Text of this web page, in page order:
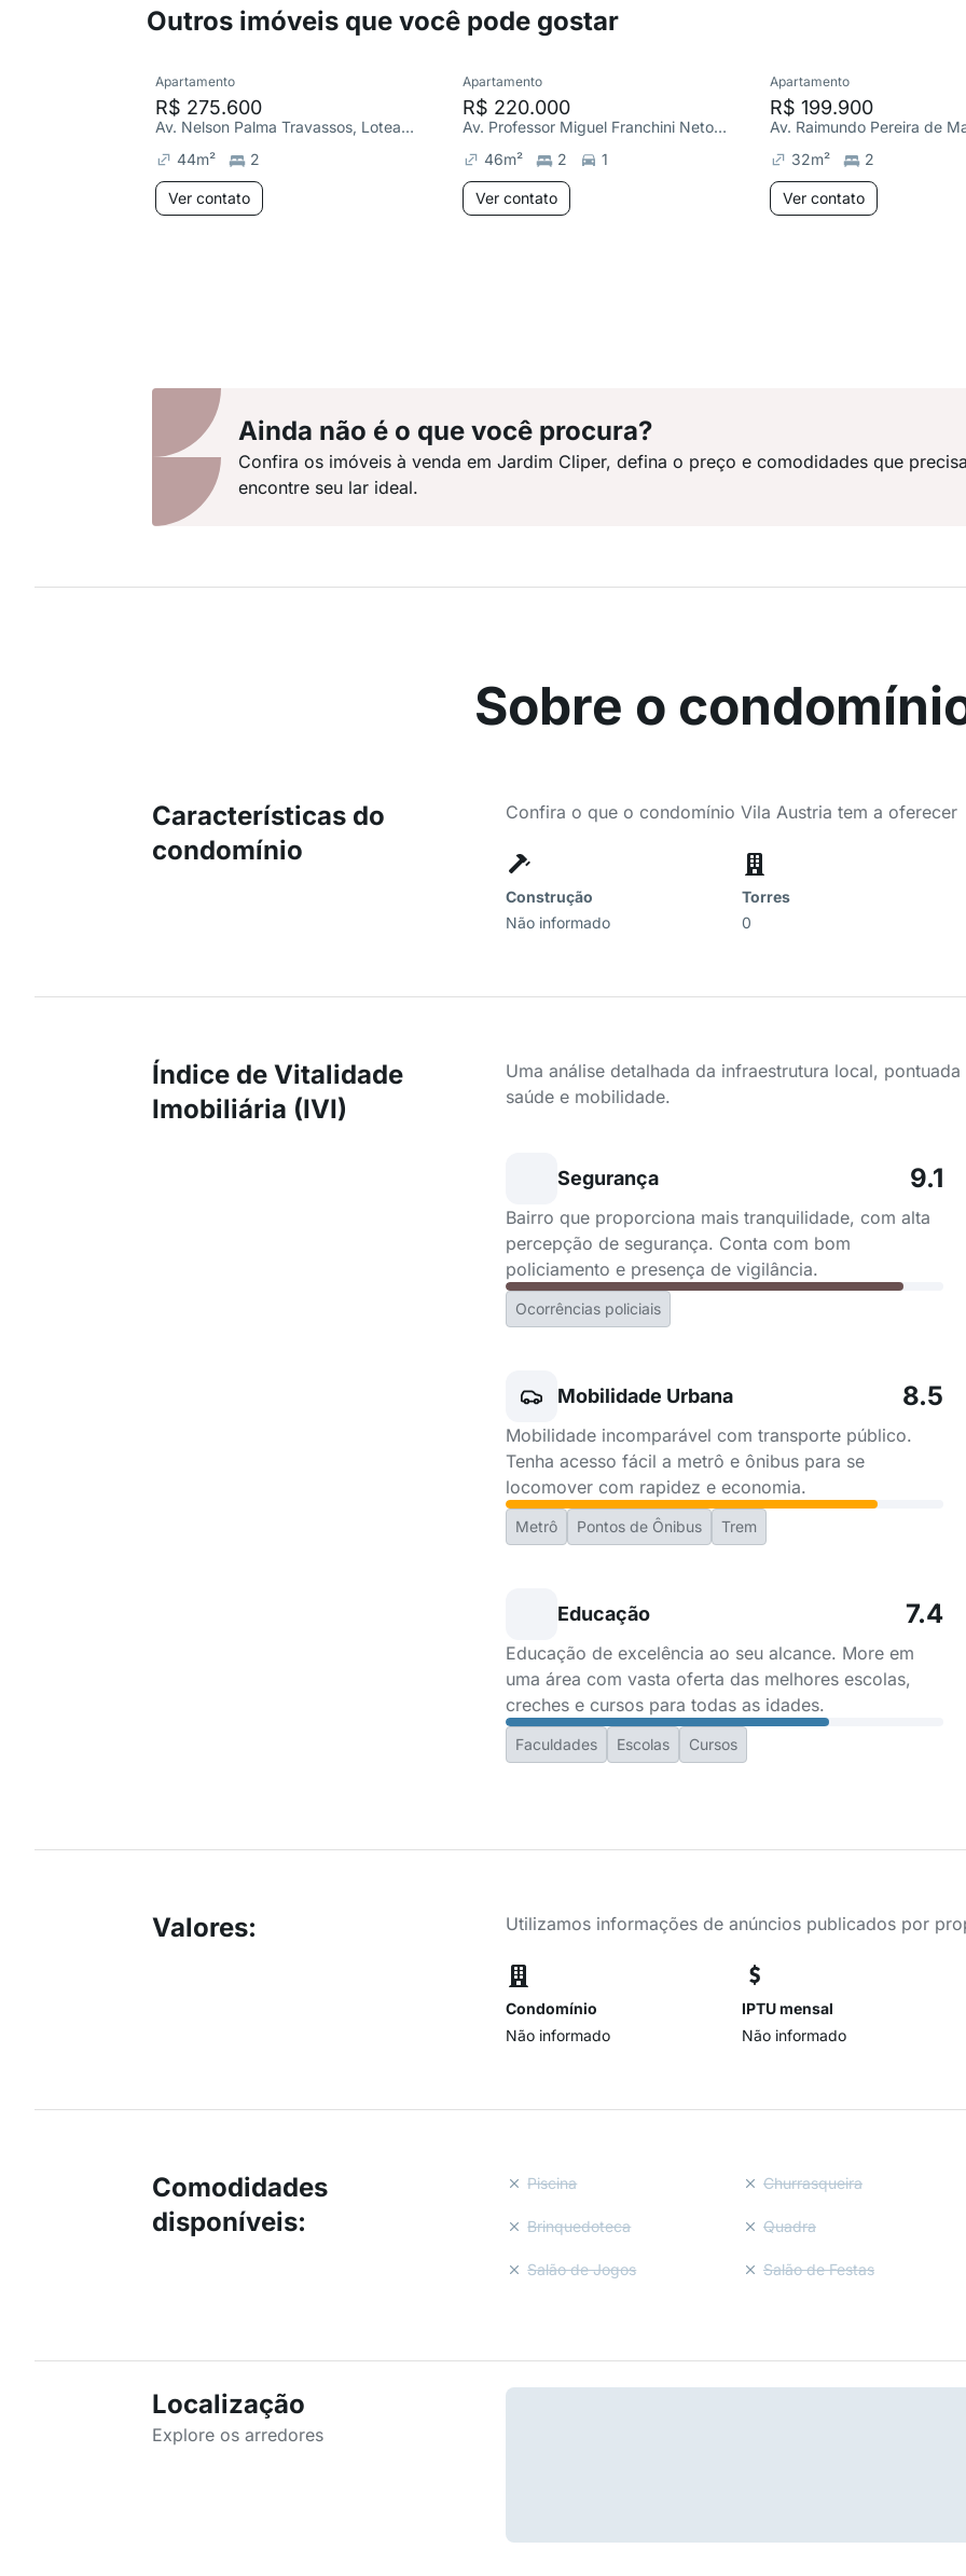
Outros imóveis que você pode gostar
Apartamento
R$ 275.600
Av. Nelson Palma Travassos, Loteamento City Jaragua
44m² 2
Ver contato
Apartamento
R$ 220.000
Av. Professor Miguel Franchini Neto, Loteamento City Jaragua
46m² 2 1
Ver contato
Apartamento
R$ 199.900
32m² 2
Ver contato
Ainda não é o que você procura?
Confira os imóveis à venda em Jardim Cliper, defina o preço e comodidades que
encontre seu lar ideal.
Sobre o
Características do
condomínio
Confira o que o condomínio Vila Austria tem a oferecer
Construção
Não informado
Torres
0
Índice de Vitalidade
Imobiliária (IVI)
Uma análise detalhada da infraestrutura local,
saúde e mobilidade.
Segurança 9.1
Bairro que proporciona mais tranquilidade, com alta
percepção de segurança. Conta com bom
policiamento e presença de vigilância.
Ocorrências policiais
Mobilidade Urbana 8.5
Mobilidade incomparável com transporte público.
Tenha acesso fácil a metrô e ônibus para se
locomover com rapidez e economia.
Metrô Pontos de Ônibus Trem
Educação 7.4
Educação de excelência ao seu alcance. More em
uma área com vasta oferta das melhores escolas,
creches e cursos para todas as idades.
Faculdades Escolas Cursos
Valores: Utilizamos informações de anúncios publicados por
Condomínio
Não informado
IPTU mensal
Não informado
Comodidades
disponíveis:
Piscina Churrasqueira
Brinquedoteca Quadra
Salão de Jogos Salão de Festas
Localização
Explore os arredores